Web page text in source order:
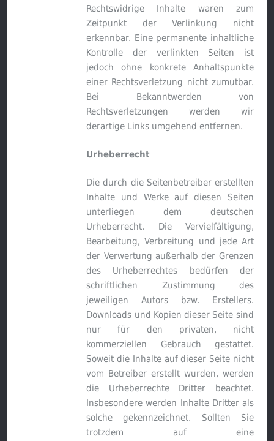
Rechtswidrige Inhalte waren zum
Zeitpunkt der Verlinkung nicht
erkennbar. Eine permanente inhaltliche
Kontrolle der verlinkten Seiten ist
jedoch ohne konkrete Anhaltspunkte
einer Rechtsverletzung nicht zumutbar.
Bei Bekanntwerden von
Rechtsverletzungen werden wir
derartige Links umgehend entfernen.
Urheberrecht
Die durch die Seitenbetreiber erstellten
Inhalte und Werke auf diesen Seiten
unterliegen dem deutschen
Urheberrecht. Die Vervielfältigung,
Bearbeitung, Verbreitung und jede Art
der Verwertung außerhalb der Grenzen
des Urheberrechtes bedürfen der
schriftlichen Zustimmung des
jeweiligen Autors bzw. Erstellers.
Downloads und Kopien dieser Seite sind
nur für den privaten, nicht
kommerziellen Gebrauch gestattet.
Soweit die Inhalte auf dieser Seite nicht
vom Betreiber erstellt wurden, werden
die Urheberrechte Dritter beachtet.
Insbesondere werden Inhalte Dritter als
solche gekennzeichnet. Sollten Sie
trotzdem auf eine